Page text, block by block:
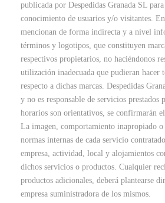
publicada por Despedidas Granada SL
conocimiento de usuarios y/o visitantes. En
mencionan de forma indirecta y a nivel
términos y logotipos, que constituyen
respectivos propietarios, no haciéndonos
utilización inadecuada que pudieran hacer
respecto a dichas marcas. Despedidas
y no es responsable de servicios prestados
horarios son orientativos, se confirmarán
La imagen, comportamiento inapropiado
normas internas de cada servicio
empresa, actividad, local y alojamientos
dichos servicios o productos. Cualquier
productos adicionales, deberá plantearse
empresa suministradora de los mismos.